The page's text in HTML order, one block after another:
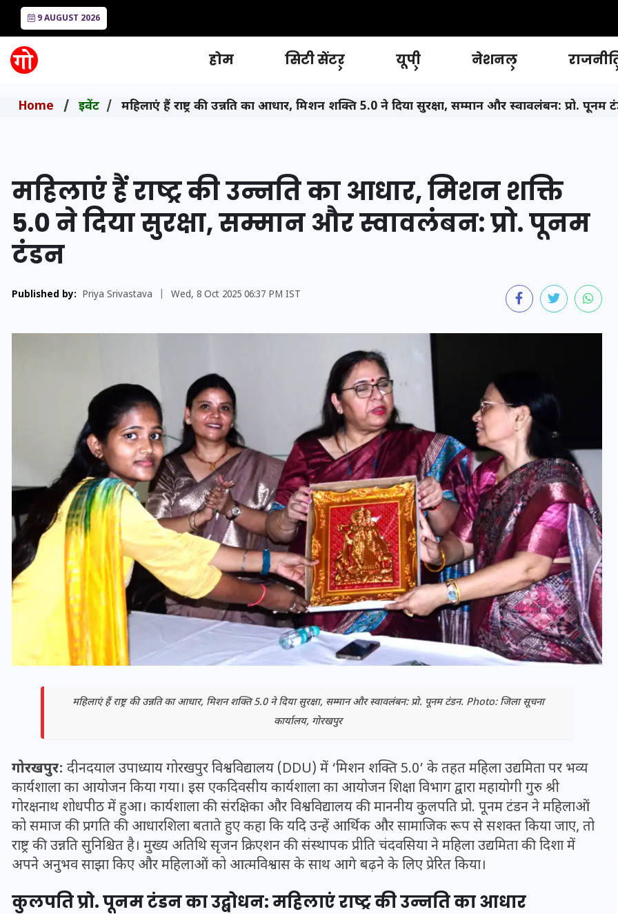
9 AUGUST 2026
होम सिटी सेंटर यूपी नेशनल
Home इवेंट महिलाएं हैं राष्ट्र की उन्नति का आधार, मिशन शक्ति 5.0 ने दिया सुरक्षा, सम्मान और स्वावलंबन: प्रो. पूनम
महिलाएं हैं राष्ट्र की उन्नति का आधार, मिशन शक्ति
5.0 ने दिया सुरक्षा, सम्मान और स्वावलंबन: प्रो. पूनम
टंडन
Published by: Priya Srivastava Wed, 8 Oct 2025 06:37 PM IST
महिलाएं हैं राष्ट्र की उन्नति का आधार, मिशन शक्ति 5.0 ने दिया सुरक्षा, सम्मान और स्वावलंबन: प्रो. पूनम टंडन. Photo: जिला सूचना
कार्यालय, गोरखपुर
गोरखपुर: दीनदयाल उपाध्याय गोरखपुर विश्वविद्यालय (DDU) में ‘मिशन शक्ति 5.0’ के तहत महिला उद्यमिता पर भव्य
कार्यशाला का आयोजन किया गया। इस एकदिवसीय कार्यशाला का आयोजन शिक्षा विभाग द्वारा महायोगी गुरु श्री
गोरक्षनाथ शोधपीठ में हुआ। कार्यशाला की संरक्षिका और विश्वविद्यालय की माननीय कुलपति प्रो. पूनम टंडन ने महिलाओं
को समाज की प्रगति की आधारशिला बताते हुए कहा कि यदि उन्हें आर्थिक और सामाजिक रूप से सशक्त किया जाए, तो
राष्ट्र की उन्नति सुनिश्चित है। मुख्य अतिथि सृजन क्रिएशन की संस्थापक प्रीति चंदवसिया ने महिला उद्यमिता की दिशा में
अपने अनुभव साझा किए और महिलाओं को आत्मविश्वास के साथ आगे बढ़ने के लिए प्रेरित किया।
कुलपति प्रो. पूनम टंडन का उद्बोधन: महिलाएं राष्ट्र की उन्नति का आधार
यूपी लेखपाल भर्ती: ओबीसी को
मिली बड़ी राहत, 2158 पदों पर
बंपर वैकेंसी, जनरल कोटे में भारी
कटौती
29 दिसम्बर 2025
वोटर लिस्ट पुनरीक्षण कार्यक्रम में
हुआ बदलाव, देखें नई तारीखों की
पूरी लिस्ट
30 दिसम्बर 2025
भारत में स्टारलिंक की लैंडिंग में
अड़चन: डेटा सिक्योरिटी और
स्पेक्ट्रम की कीमत पर फंसा पेंच,
आया बड़ा अपडेट
भारत में स्टारलिंक की लैंडिंग में
अड़चन: डेटा सिक्योरिटी और
स्पेक्ट्रम की कीमत पर फंसा पेंच,
आया बड़ा अपडेट